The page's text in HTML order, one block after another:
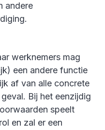
andere
werknemers mag
een andere functie
af van alle concrete
Bij het eenzijdig
speelt
en zal er een